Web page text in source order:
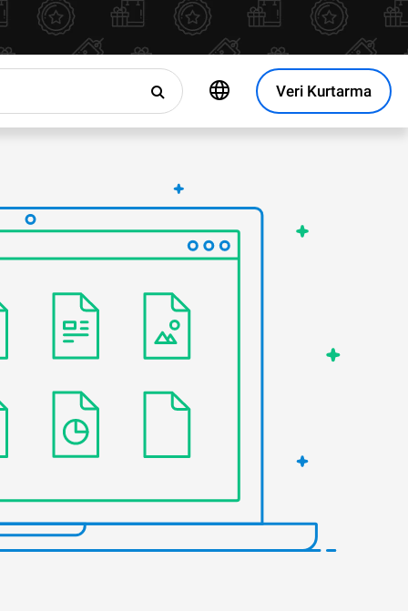
Veri Kurtarma